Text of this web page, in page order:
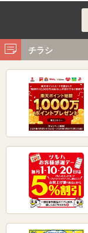
チラシ